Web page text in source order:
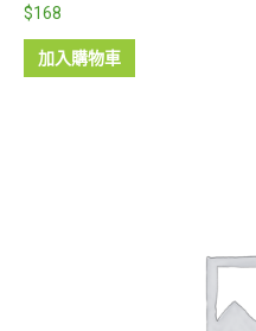
$168
加入購物車